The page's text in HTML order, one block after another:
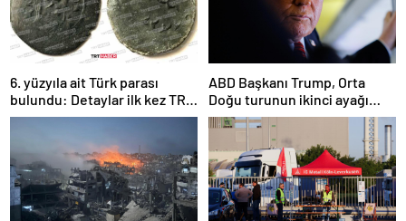
6. yüzyıla ait Türk parası
bulundu: Detaylar ilk kez TRT
Haber’de
ABD Başkanı Trump, Orta
Doğu turunun ikinci ayağı
Katar’da